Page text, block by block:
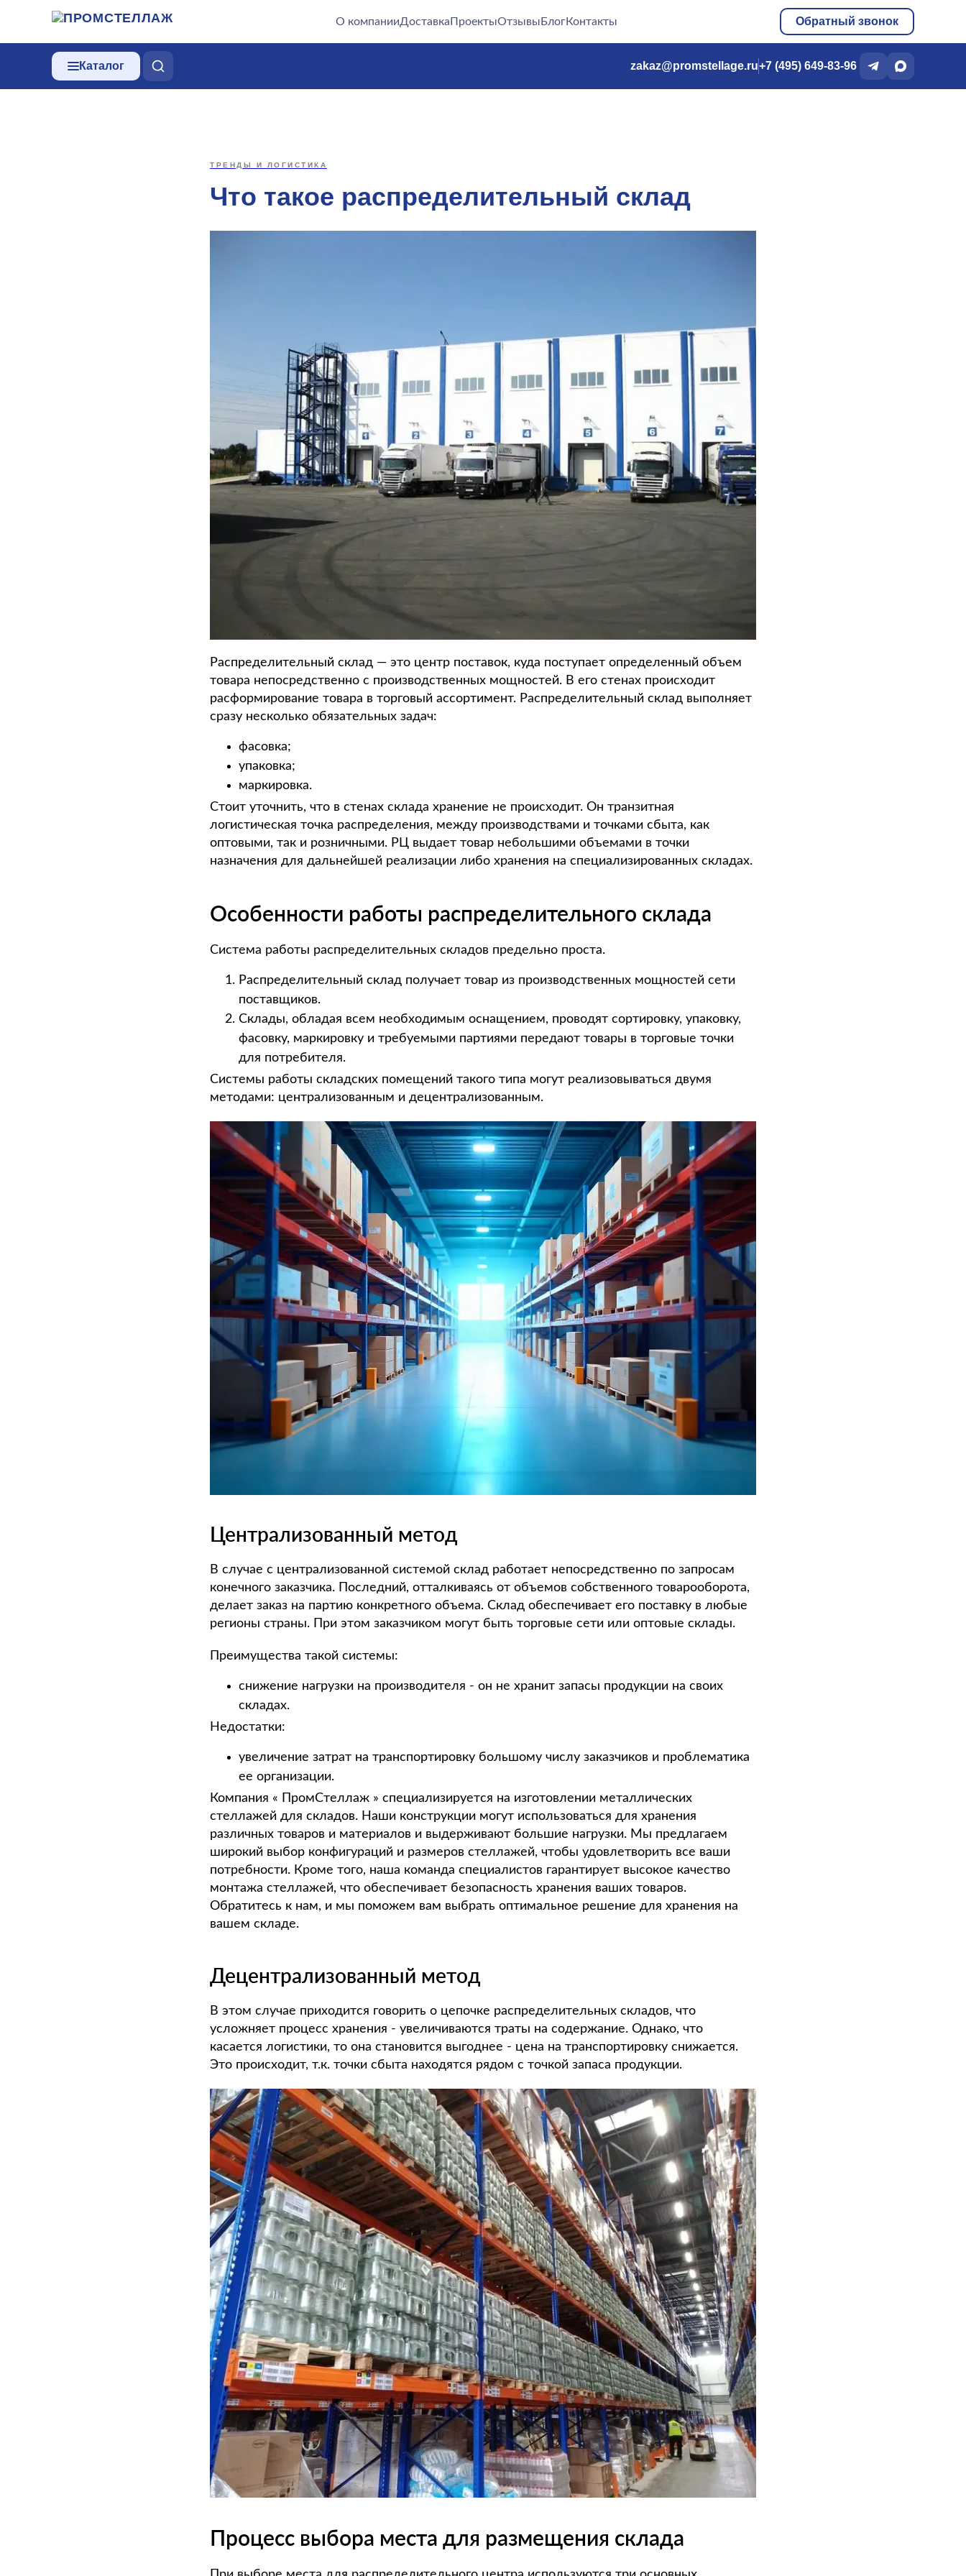
О компанииДоставкаПроектыОтзывыБлогКонтакты Обратный звонок
Каталог zakaz@promstellage.ru+7 (495) 649-83-96
ТРЕНДЫ И ЛОГИСТИКА
Что такое распределительный склад
Распределительный склад — это центр поставок, куда поступает определенный объем
товара непосредственно с производственных мощностей. В его стенах происходит
расформирование товара в торговый ассортимент. Распределительный склад выполняет
сразу несколько обязательных задач:
фасовка;
упаковка;
маркировка.
Стоит уточнить, что в стенах склада хранение не происходит. Он транзитная
логистическая точка распределения, между производствами и точками сбыта, как
оптовыми, так и розничными. РЦ выдает товар небольшими объемами в точки
назначения для дальнейшей реализации либо хранения на специализированных складах.
Особенности работы распределительного склада
Система работы распределительных складов предельно проста.
Распределительный склад получает товар из производственных мощностей сети
поставщиков.
Склады, обладая всем необходимым оснащением, проводят сортировку, упаковку,
фасовку, маркировку и требуемыми партиями передают товары в торговые точки
для потребителя.
Системы работы складских помещений такого типа могут реализовываться двумя
методами: централизованным и децентрализованным.
Централизованный метод
В случае с централизованной системой склад работает непосредственно по запросам
конечного заказчика. Последний, отталкиваясь от объемов собственного товарооборота,
делает заказ на партию конкретного объема. Склад обеспечивает его поставку в любые
регионы страны. При этом заказчиком могут быть торговые сети или оптовые склады.
Преимущества такой системы:
снижение нагрузки на производителя - он не хранит запасы продукции на своих
складах.
Недостатки:
увеличение затрат на транспортировку большому числу заказчиков и проблематика
ее организации.
Компания « ПромСтеллаж » специализируется на изготовлении металлических
стеллажей для складов. Наши конструкции могут использоваться для хранения
различных товаров и материалов и выдерживают большие нагрузки. Мы предлагаем
широкий выбор конфигураций и размеров стеллажей, чтобы удовлетворить все ваши
потребности. Кроме того, наша команда специалистов гарантирует высокое качество
монтажа стеллажей, что обеспечивает безопасность хранения ваших товаров.
Обратитесь к нам, и мы поможем вам выбрать оптимальное решение для хранения на
вашем складе.
Децентрализованный метод
В этом случае приходится говорить о цепочке распределительных складов, что
усложняет процесс хранения - увеличиваются траты на содержание. Однако, что
касается логистики, то она становится выгоднее - цена на транспортировку снижается.
Это происходит, т.к. точки сбыта находятся рядом с точкой запаса продукции.
Процесс выбора места для размещения склада